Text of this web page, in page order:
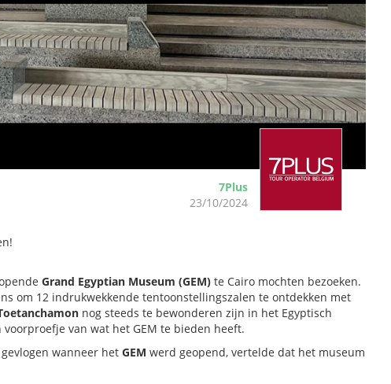
7Plus
23/10/2024
Grand Egyptian Museum (GEM) te Cairo mochten bezoeken.
om 12 indrukwekkende tentoonstellingszalen te ontdekken met
nog steeds te bewonderen zijn in het Egyptisch
voorproefje van wat het GEM te bieden heeft.
wanneer het GEM werd geopend, vertelde dat het museum